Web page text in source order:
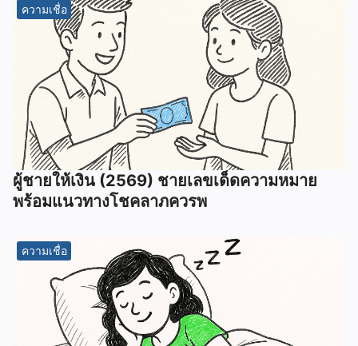
ความเชื่อ
ผู้ชายให้เงิน (2569) ชายเลขเด็ดความหมาย
พร้อมแนวทางโชคลาภควรพ
ความเชื่อ